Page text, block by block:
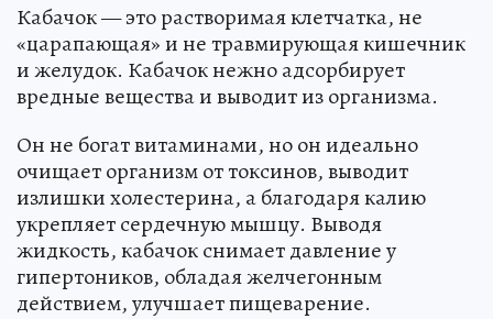
Кабачок — это растворимая клетчатка, не
«царапающая» и не травмирующая кишечник
и желудок. Кабачок нежно адсорбирует
вредные вещества и выводит из организма.
Он не богат витаминами, но он идеально
очищает организм от токсинов, выводит
излишки холестерина, а благодаря калию
укрепляет сердечную мышцу. Выводя
жидкость, кабачок снимает давление у
гипертоников, обладая желчегонным
действием, улучшает пищеварение.